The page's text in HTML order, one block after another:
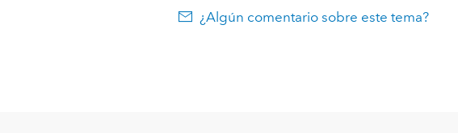
¿Algún comentario sobre este tema?